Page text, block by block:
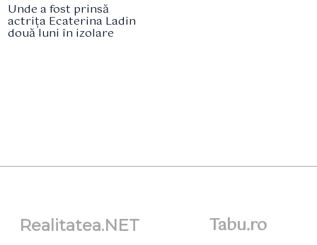
Unde a fost prinsă
actrița Ecaterina Ladin
două luni în izolare
Realitatea.NET Tabu.ro